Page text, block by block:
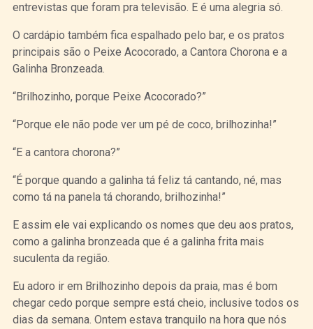
entrevistas que foram pra televisão. E é uma alegria só.
O cardápio também fica espalhado pelo bar, e os pratos
principais são o Peixe Acocorado, a Cantora Chorona e a
Galinha Bronzeada.
“Brilhozinho, porque Peixe Acocorado?”
“Porque ele não pode ver um pé de coco, brilhozinha!”
“E a cantora chorona?”
“É porque quando a galinha tá feliz tá cantando, né, mas
como tá na panela tá chorando, brilhozinha!”
E assim ele vai explicando os nomes que deu aos pratos,
como a galinha bronzeada que é a galinha frita mais
suculenta da região.
Eu adoro ir em Brilhozinho depois da praia, mas é bom
chegar cedo porque sempre está cheio, inclusive todos os
dias da semana. Ontem estava tranquilo na hora que nós